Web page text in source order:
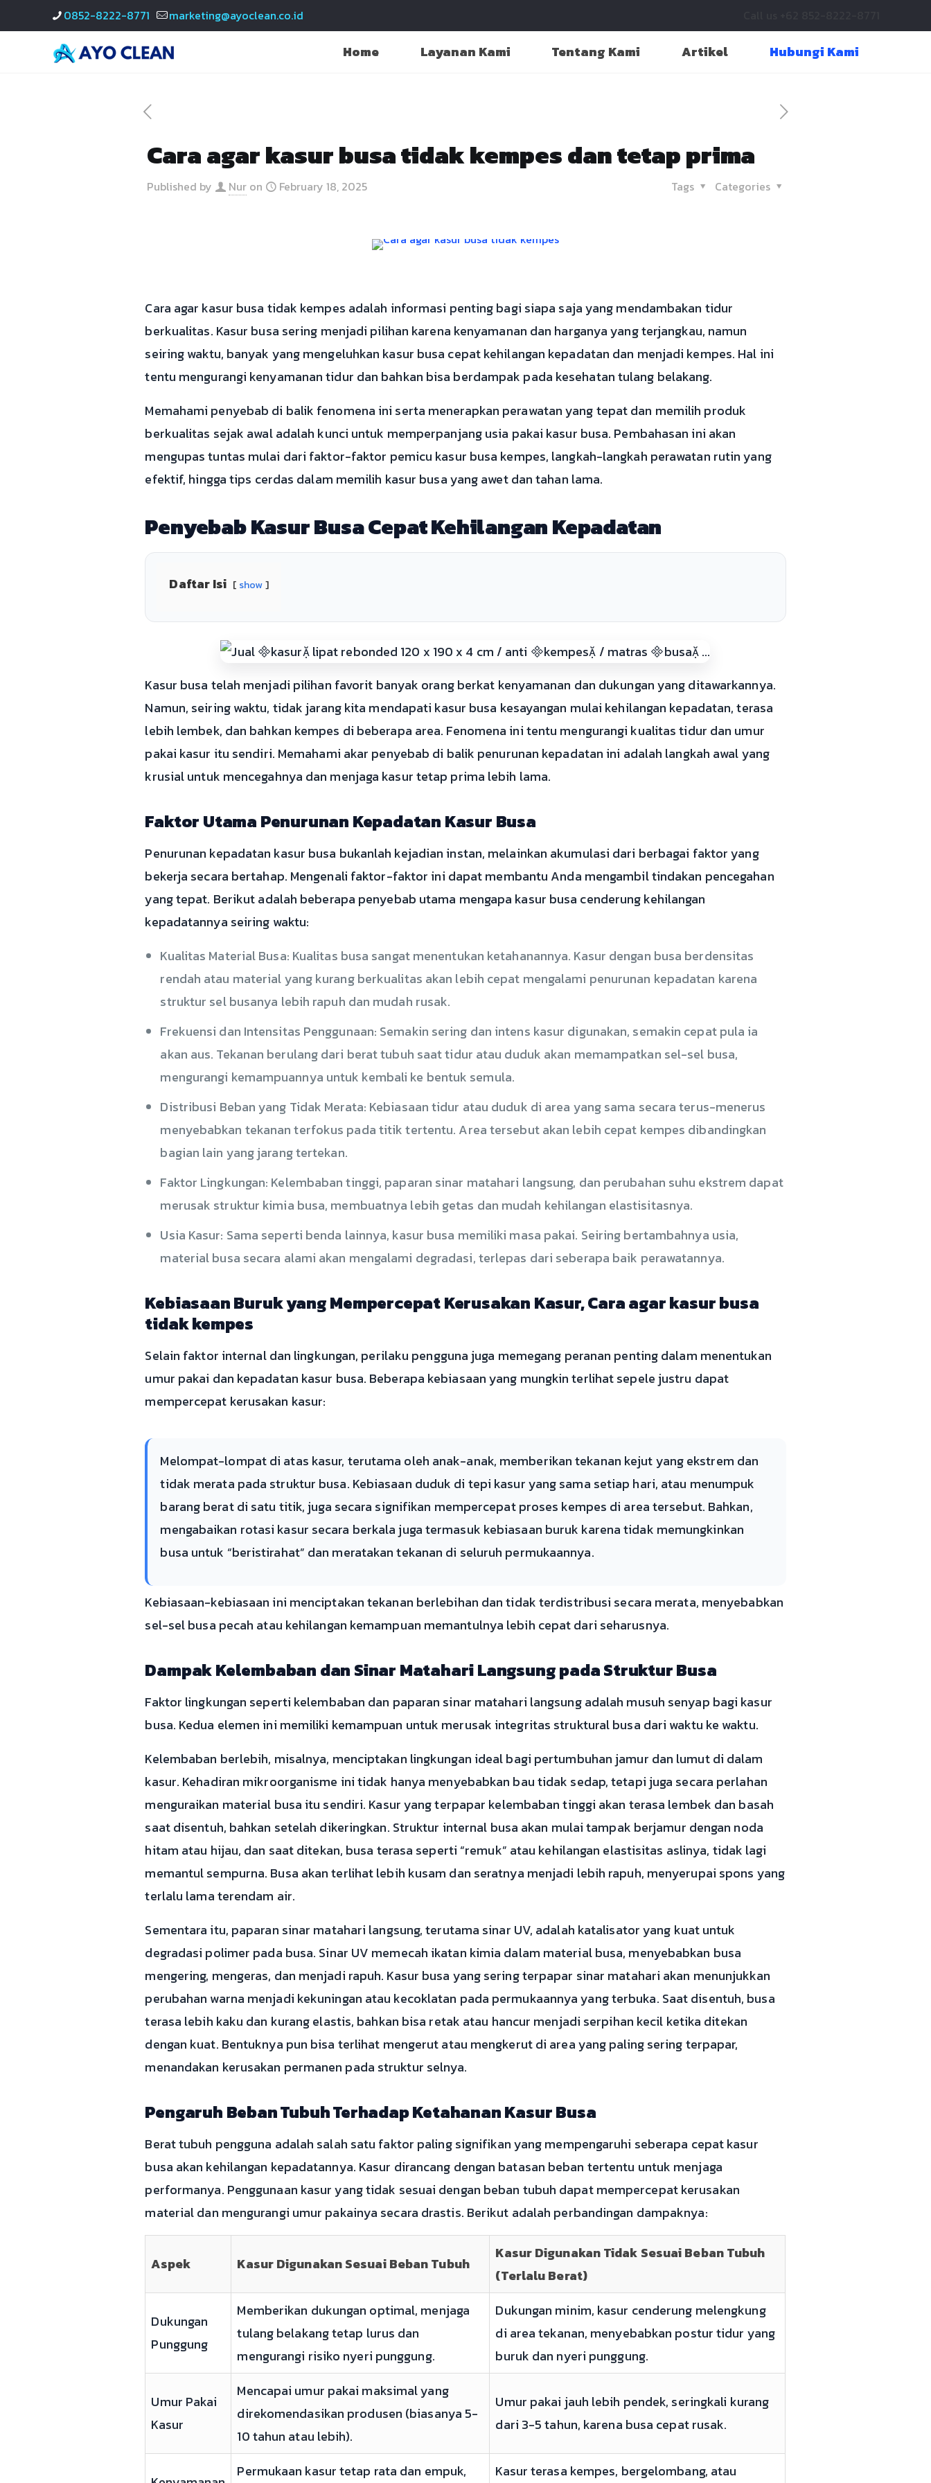
0852-8222-8771 marketing@ayoclean.co.id
Home Layanan Kami Tentang Kami Artikel Hubungi Kami
Cara agar kasur busa tidak kempes dan tetap prima
Published by Nur on February 18, 2025 Categories
Tags
Cara agar kasur busa tidak kempes adalah informasi penting bagi siapa saja yang mendambakan tidur
berkualitas. Kasur busa sering menjadi pilihan karena kenyamanan dan harganya yang terjangkau, namun
seiring waktu, banyak yang mengeluhkan kasur busa cepat kehilangan kepadatan dan menjadi kempes. Hal ini
tentu mengurangi kenyamanan tidur dan bahkan bisa berdampak pada kesehatan tulang belakang.
Memahami penyebab di balik fenomena ini serta menerapkan perawatan yang tepat dan memilih produk
berkualitas sejak awal adalah kunci untuk memperpanjang usia pakai kasur busa. Pembahasan ini akan
mengupas tuntas mulai dari faktor-faktor pemicu kasur busa kempes, langkah-langkah perawatan rutin yang
efektif, hingga tips cerdas dalam memilih kasur busa yang awet dan tahan lama.
Penyebab Kasur Busa Cepat Kehilangan Kepadatan
Daftar Isi show
Kasur busa telah menjadi pilihan favorit banyak orang berkat kenyamanan dan dukungan yang ditawarkannya.
Namun, seiring waktu, tidak jarang kita mendapati kasur busa kesayangan mulai kehilangan kepadatan, terasa
lebih lembek, dan bahkan kempes di beberapa area. Fenomena ini tentu mengurangi kualitas tidur dan umur
pakai kasur itu sendiri. Memahami akar penyebab di balik penurunan kepadatan ini adalah langkah awal yang
krusial untuk mencegahnya dan menjaga kasur tetap prima lebih lama.
Faktor Utama Penurunan Kepadatan Kasur Busa
Penurunan kepadatan kasur busa bukanlah kejadian instan, melainkan akumulasi dari berbagai faktor yang
bekerja secara bertahap. Mengenali faktor-faktor ini dapat membantu Anda mengambil tindakan pencegahan
yang tepat. Berikut adalah beberapa penyebab utama mengapa kasur busa cenderung kehilangan
kepadatannya seiring waktu:
Kualitas Material Busa: Kualitas busa sangat menentukan ketahanannya. Kasur dengan busa berdensitas
rendah atau material yang kurang berkualitas akan lebih cepat mengalami penurunan kepadatan karena
struktur sel busanya lebih rapuh dan mudah rusak.
Frekuensi dan Intensitas Penggunaan: Semakin sering dan intens kasur digunakan, semakin cepat pula ia
akan aus. Tekanan berulang dari berat tubuh saat tidur atau duduk akan memampatkan sel-sel busa,
mengurangi kemampuannya untuk kembali ke bentuk semula.
Distribusi Beban yang Tidak Merata: Kebiasaan tidur atau duduk di area yang sama secara terus-menerus
menyebabkan tekanan terfokus pada titik tertentu. Area tersebut akan lebih cepat kempes dibandingkan
bagian lain yang jarang tertekan.
Faktor Lingkungan: Kelembaban tinggi, paparan sinar matahari langsung, dan perubahan suhu ekstrem dapat
merusak struktur kimia busa, membuatnya lebih getas dan mudah kehilangan elastisitasnya.
Usia Kasur: Sama seperti benda lainnya, kasur busa memiliki masa pakai. Seiring bertambahnya usia,
material busa secara alami akan mengalami degradasi, terlepas dari seberapa baik perawatannya.
Kebiasaan Buruk yang Mempercepat Kerusakan Kasur, Cara agar kasur busa
tidak kempes
Selain faktor internal dan lingkungan, perilaku pengguna juga memegang peranan penting dalam menentukan
umur pakai dan kepadatan kasur busa. Beberapa kebiasaan yang mungkin terlihat sepele justru dapat
mempercepat kerusakan kasur:
Melompat-lompat di atas kasur, terutama oleh anak-anak, memberikan tekanan kejut yang ekstrem dan
tidak merata pada struktur busa. Kebiasaan duduk di tepi kasur yang sama setiap hari, atau menumpuk
barang berat di satu titik, juga secara signifikan mempercepat proses kempes di area tersebut. Bahkan,
mengabaikan rotasi kasur secara berkala juga termasuk kebiasaan buruk karena tidak memungkinkan
busa untuk “beristirahat” dan meratakan tekanan di seluruh permukaannya.
Kebiasaan-kebiasaan ini menciptakan tekanan berlebihan dan tidak terdistribusi secara merata, menyebabkan
sel-sel busa pecah atau kehilangan kemampuan memantulnya lebih cepat dari seharusnya.
Dampak Kelembaban dan Sinar Matahari Langsung pada Struktur Busa
Faktor lingkungan seperti kelembaban dan paparan sinar matahari langsung adalah musuh senyap bagi kasur
busa. Kedua elemen ini memiliki kemampuan untuk merusak integritas struktural busa dari waktu ke waktu.
Kelembaban berlebih, misalnya, menciptakan lingkungan ideal bagi pertumbuhan jamur dan lumut di dalam
kasur. Kehadiran mikroorganisme ini tidak hanya menyebabkan bau tidak sedap, tetapi juga secara perlahan
menguraikan material busa itu sendiri. Kasur yang terpapar kelembaban tinggi akan terasa lembek dan basah
saat disentuh, bahkan setelah dikeringkan. Struktur internal busa akan mulai tampak berjamur dengan noda
hitam atau hijau, dan saat ditekan, busa terasa seperti “remuk” atau kehilangan elastisitas aslinya, tidak lagi
memantul sempurna. Busa akan terlihat lebih kusam dan seratnya menjadi lebih rapuh, menyerupai spons yang
terlalu lama terendam air.
Sementara itu, paparan sinar matahari langsung, terutama sinar UV, adalah katalisator yang kuat untuk
degradasi polimer pada busa. Sinar UV memecah ikatan kimia dalam material busa, menyebabkan busa
mengering, mengeras, dan menjadi rapuh. Kasur busa yang sering terpapar sinar matahari akan menunjukkan
perubahan warna menjadi kekuningan atau kecoklatan pada permukaannya yang terbuka. Saat disentuh, busa
terasa lebih kaku dan kurang elastis, bahkan bisa retak atau hancur menjadi serpihan kecil ketika ditekan
dengan kuat. Bentuknya pun bisa terlihat mengerut atau mengkerut di area yang paling sering terpapar,
menandakan kerusakan permanen pada struktur selnya.
Pengaruh Beban Tubuh Terhadap Ketahanan Kasur Busa
Berat tubuh pengguna adalah salah satu faktor paling signifikan yang mempengaruhi seberapa cepat kasur
busa akan kehilangan kepadatannya. Kasur dirancang dengan batasan beban tertentu untuk menjaga
performanya. Penggunaan kasur yang tidak sesuai dengan beban tubuh dapat mempercepat kerusakan
material dan mengurangi umur pakainya secara drastis. Berikut adalah perbandingan dampaknya:
Aspek Kasur Digunakan Sesuai Beban Tubuh
Kasur Digunakan Tidak Sesuai Beban Tubuh
(Terlalu Berat)
Dukungan
Punggung
Memberikan dukungan optimal, menjaga
tulang belakang tetap lurus dan
mengurangi risiko nyeri punggung.
Dukungan minim, kasur cenderung melengkung
di area tekanan, menyebabkan postur tidur yang
buruk dan nyeri punggung.
Umur Pakai
Kasur
Mencapai umur pakai maksimal yang
direkomendasikan produsen (biasanya 5-
10 tahun atau lebih).
Umur pakai jauh lebih pendek, seringkali kurang
dari 3-5 tahun, karena busa cepat rusak.
Permukaan kasur tetap rata dan empuk, Kasur terasa kempes, bergelombang, atau